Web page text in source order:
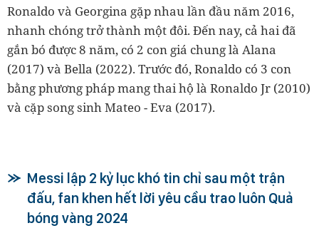
Ronaldo và Georgina gặp nhau lần đầu năm 2016,
nhanh chóng trở thành một đôi. Đến nay, cả hai đã
gắn bó được 8 năm, có 2 con giá chung là Alana
(2017) và Bella (2022). Trước đó, Ronaldo có 3 con
bằng phương pháp mang thai hộ là Ronaldo Jr (2010)
và cặp song sinh Mateo - Eva (2017).
Messi lập 2 kỷ lục khó tin chỉ sau một trận
đấu, fan khen hết lời yêu cầu trao luôn Quả
bóng vàng 2024